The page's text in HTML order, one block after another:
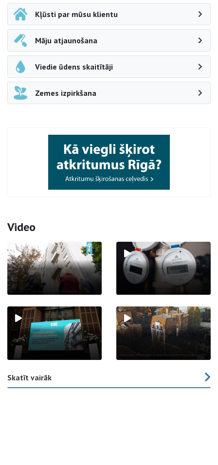
Kļūsti par mūsu klientu
Māju atjaunošana
Viedie ūdens skaitītāji
Zemes izpirkšana
Video
Skatīt vairāk